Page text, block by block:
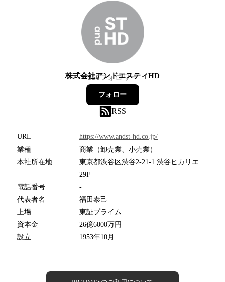
株式会社アンドエスティHD
356フォロワー
フォロー
RSS
URL
https://www.andst-hd.co.jp/
業種
商業（卸売業、小売業）
本社所在地
東京都渋谷区渋谷2-21-1 渋谷ヒカリエ
29F
電話番号
-
代表者名
福田泰己
上場
東証プライム
資本金
26億6000万円
設立
1953年10月